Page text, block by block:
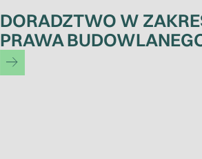
DORADZTWO W
PRAWA